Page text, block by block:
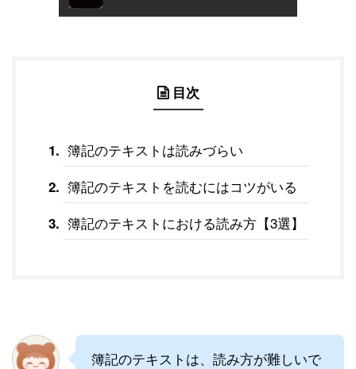
目次
簿記のテキストは読みづらい
簿記のテキストを読むにはコツがいる
簿記のテキストにおける読み方【3選】
簿記のテキストは、読み方が難しいで